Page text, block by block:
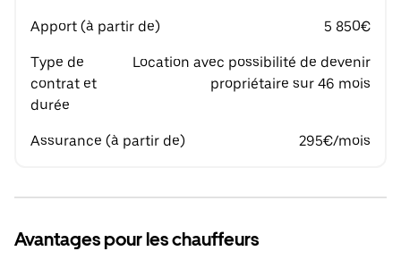
Apport (à partir de) 5 850€
Type de
contrat et
durée
Location avec possibilité de devenir
propriétaire sur 46 mois
Assurance (à partir de) 295€/mois
Avantages pour les chauffeurs